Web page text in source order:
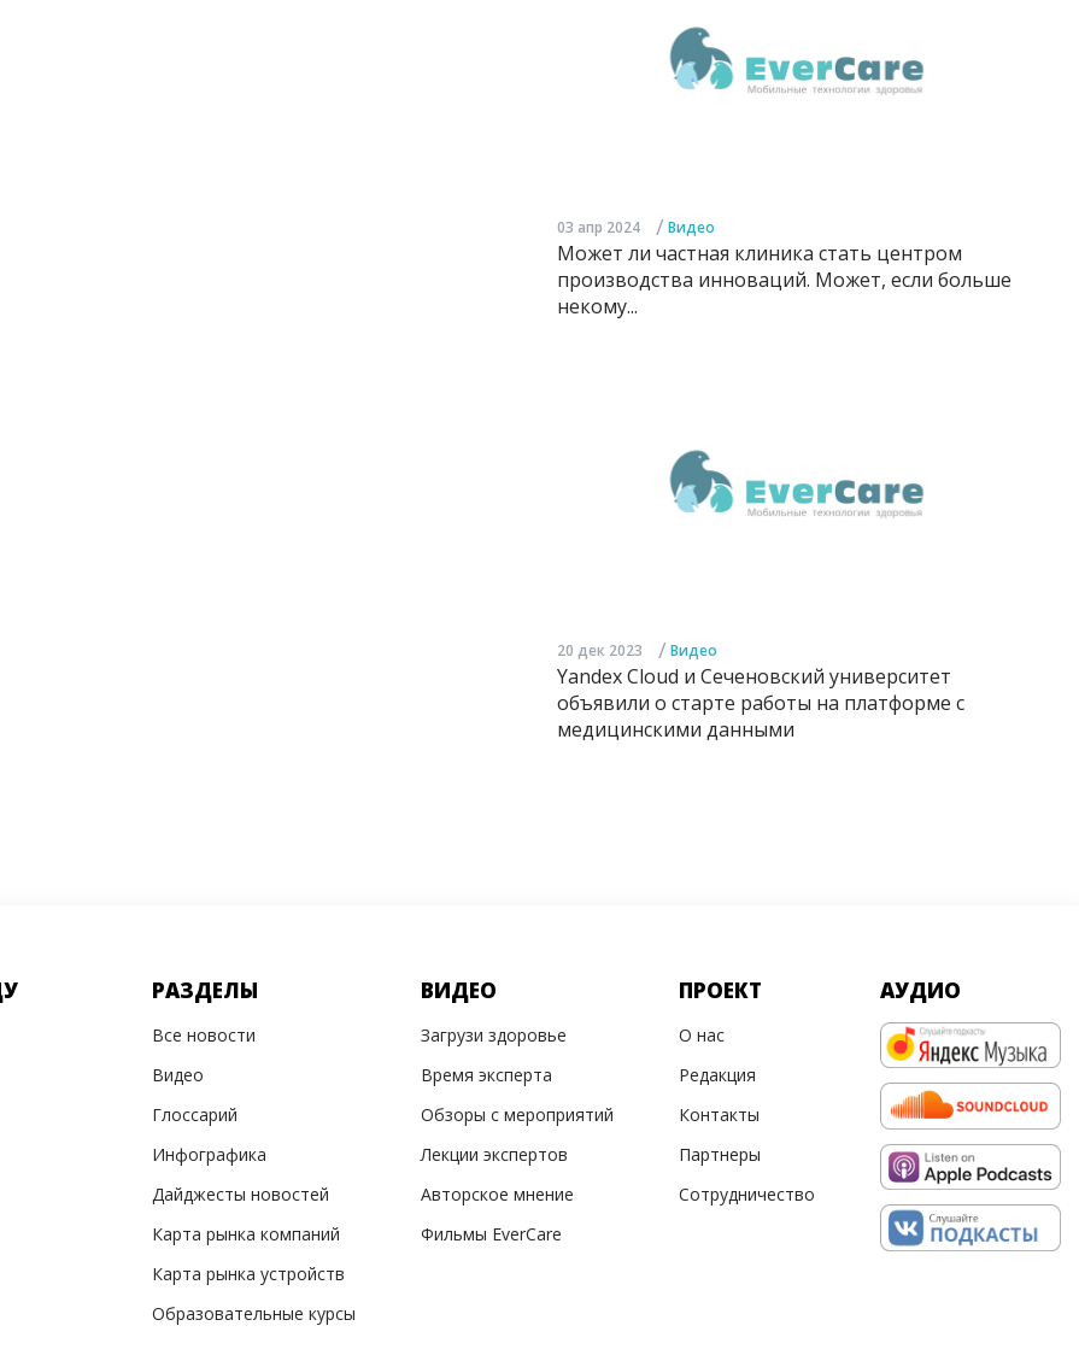
03 апр 2024 / Видео
Может ли частная клиника стать центром
производства инноваций. Может, если больше
некому...
20 дек 2023 / Видео
Yandex Cloud и Сеченовский университет
объявили о старте работы на платформе с
медицинскими данными
РАЗДЕЛЫ
Все новости
Видео
Глоссарий
Инфографика
Дайджесты новостей
Карта рынка компаний
Карта рынка устройств
Образовательные курсы
ВИДЕО
Загрузи здоровье
Время эксперта
Обзоры с мероприятий
Лекции экспертов
Авторское мнение
Фильмы EverCare
ПРОЕКТ
О нас
Редакция
Контакты
Партнеры
Сотрудничество
АУДИО